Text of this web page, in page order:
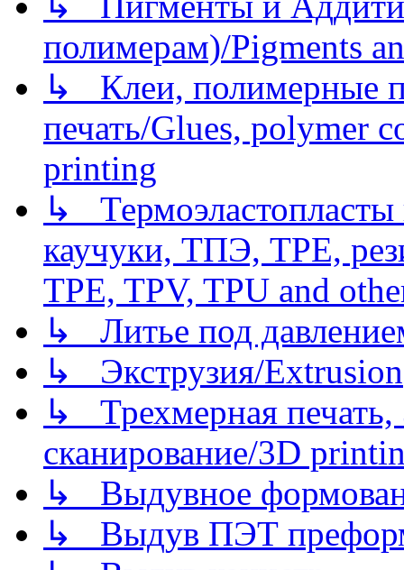
полимерам)/Pigments
↳ Клеи, полимерные
печать/Glues, polymer
printing
↳
каучуки, ТПЭ, TPE,
TPE, TPV, TPU and
↳ Литье под
↳ Экструзия/Extrusion
↳ Трехмерная
сканирование/3D
↳ Выдувное
↳ Выдув ПЭТ